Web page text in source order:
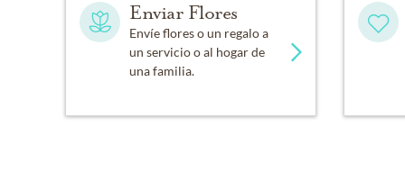
Enviar Flores
Envíe flores o un regalo a
un servicio o al hogar de
una familia.